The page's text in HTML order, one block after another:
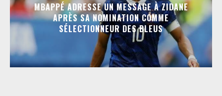
MBAPPÉ ADRESSE UN MESSAGE À ZIDANE
APRÈS SA NOMINATION COMME
SÉLECTIONNEUR DES BLEUS